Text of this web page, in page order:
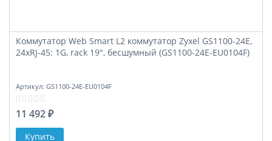
Коммутатор Web Smart L2 коммутатор Zyxel GS1100-24E,
24xRJ-45: 1G, rack 19", бесшумный (GS1100-24E-EU0104F)
Артикул: GS1100-24E-EU0104F
11 492 ₽